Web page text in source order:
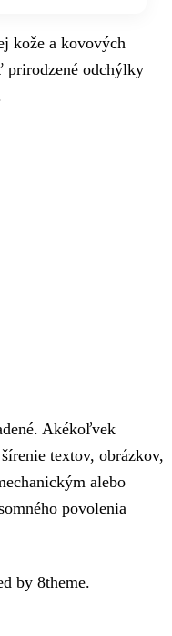
kože a kovových
prirodzené odchýlky
Akékoľvek
textov, obrázkov,
alebo
povolenia
by 8theme.